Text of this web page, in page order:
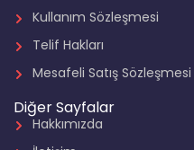
Kullanım Sözleşmesi
Telif Hakları
Mesafeli Satış Sözleşmesi
Diğer Sayfalar
Hakkımızda